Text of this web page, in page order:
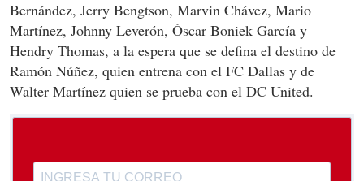
Bernández, Jerry Bengtson, Marvin Chávez, Mario
Martínez, Johnny Leverón, Óscar Boniek García y
Hendry Thomas, a la espera que se defina el destino de
Ramón Núñez, quien entrena con el FC Dallas y de
Walter Martínez quien se prueba con el DC United.